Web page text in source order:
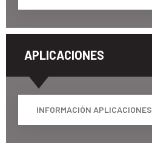
APLICACIONES
INFORMACIÓN APLICACIONES